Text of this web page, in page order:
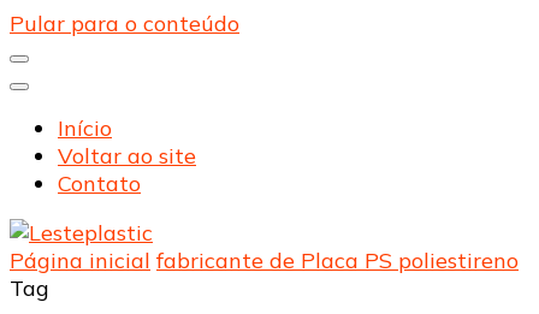
Pular para o conteúdo
Início
Voltar ao site
Contato
Lesteplastic
Blog – Lesteplastic
Página inicial fabricante de Placa PS poliestireno
Tag